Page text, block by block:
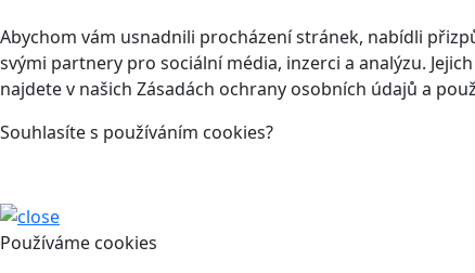
Abychom vám usnadnili procházení stránek, nabídli
svými partnery pro sociální média, inzerci a analýzu.
najdete v našich Zásadách ochrany osobních údajů a
Souhlasíte s používáním cookies?
Používáme cookies